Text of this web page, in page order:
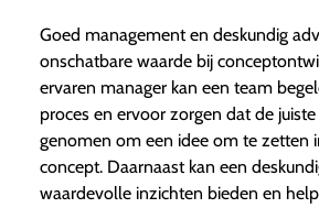
Goed management en deskundig
onschatbare waarde bij
ervaren manager kan een team
proces en ervoor zorgen dat de
genomen om een idee om te zetten
concept. Daarnaast kan een
waardevolle inzichten bieden en